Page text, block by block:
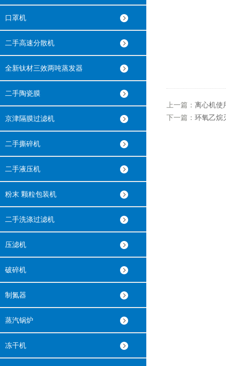
口罩机
二手高速分散机
全新钛材三效两吨蒸发器
二手陶瓷膜
京津隔膜过滤机
二手撕碎机
二手液压机
粉末 颗粒包装机
二手洗涤过滤机
压滤机
破碎机
制氮器
蒸汽锅炉
冻干机
上一篇： 离心机使
下一篇： 环氧乙烷